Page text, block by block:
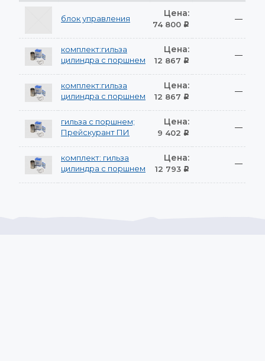
блок управления Цена:
74 800 Р
—
комплект:гильза
цилиндра с поршнем
Цена:
12 867 Р
—
комплект:гильза
цилиндра с поршнем
Цена:
12 867 Р
—
гильза с поршнем;
Прейскурант ПИ
Цена:
9 402 Р
—
комплект: гильза
цилиндра с поршнем
Цена:
12 793 Р
—